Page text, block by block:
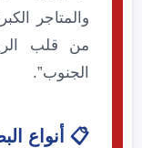
والمتاجر
من قلب
الجنوب”.
📋 أنواع